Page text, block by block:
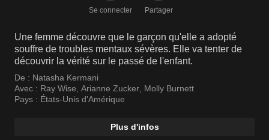
Se connecter Partager
Une femme découvre que le garçon qu'elle a adopté
souffre de troubles mentaux sévères. Elle va tenter de
découvrir la vérité sur le passé de l'enfant.
De : Natasha Kermani
Avec : Ray Wise, Arianne Zucker, Molly Burnett
Pays : États-Unis d'Amérique
Plus d'infos